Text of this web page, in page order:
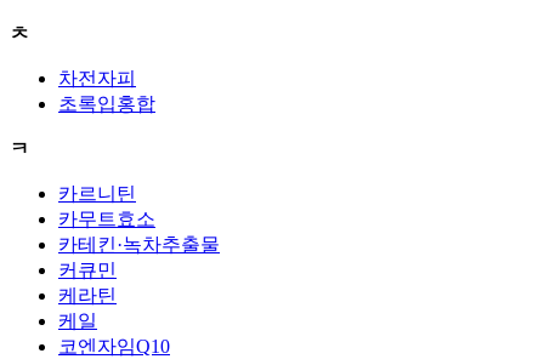
ㅊ
차전자피
초록입홍합
ㅋ
카르니틴
카무트효소
카테킨·녹차추출물
커큐민
케라틴
케일
코엔자임Q10